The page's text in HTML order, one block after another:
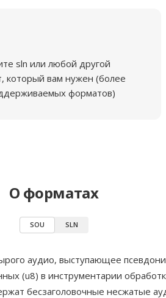
sln или любой другой
который вам нужен (более
форматов)
О форматах
SOU SLN
аудио, выступающее
(u8) в инструментарии
бесзаголовочные несжатые